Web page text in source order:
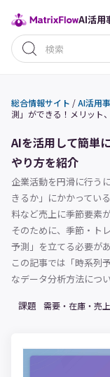
AI活用
総合情報サイト /AI活用
測」ができる！メリット
AIを活用して簡単
やり方を紹介
企業活動を円滑に行う
きるか」にかかってい
料など売上に季節要素
そのために、季節・ト
予測」を立てる必要があ
この記事では「時系列
なデータ分析方法につ
課題
需要・在庫・売